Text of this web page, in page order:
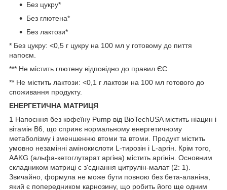
Без цукру*
Без глютена*
Без лактози*
* Без цукру: <0,5 г цукру на 100 мл у готовому до пиття
напоєм.
*** Не містить глютену відповідно до правил ЄС.
** Не містить лактози: <0,1 г лактози на 100 мл готового до
споживання продукту.
ЕНЕРГЕТИЧНА МАТРИЦЯ
1 Напоєння без кофеїну Pump від BioTechUSA містить ніацин і
вітамін В6, що сприяє нормальному енергетичному
метаболізму і зменшенню втоми та втоми. Продукт містить
умовно незамінні амінокислоти L-тирозін і L-аргін. Крім того,
AAKG (альфа-кетоглутарат аргіна) містить аргінін. Основним
складником матриці є з'єднання цитрулін-малат (2: 1).
Звичайно, формула не може бути повною без бета-аланіна,
який є попередником карнозину, що робить його ще одним